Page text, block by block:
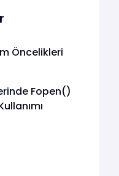
Öncelikleri
Fopen()